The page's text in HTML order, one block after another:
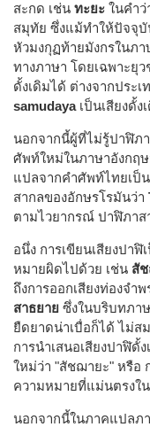
สะกด เช่น ทะยะ ในคำว่
สมุทัย ซึ่งแม้ทำให้ปัจจุ
หัวมงกุฏท้ายมังกรในภ
ทางภาษา โดยเฉพาะยุ
ดั้งเดิมได้ ต่างจากประ
samudayaเป็นเสียงดั้ง
นอกจากนี้ผู้ที่ไม่รู้ปาฬิภ
ศัพท์ใหม่ในภาษาอังกฤษ
แปลจากคำศัพท์ไทยเป็น
สากลของอักษรโรมันว่า
ตามไวยากรณ์ ปาฬิภาส
อนึ่ง การเขียนเสียงปา
หมายผิดไปด้วย เช่น สั
ถึงการออกเสียงท่องจำ
สาธยาย ซึ่งในบริบทภา
ยืดยาดน่าเบื่อก็ได้ ไม่ส
การนำเสนอเสียงปาฬิดั้
ใหม่ว่า "สัชฌายะ" หรือ
ความหมายที่แม่นตรงใ
นอกจากนี้ในภาคแปลภ